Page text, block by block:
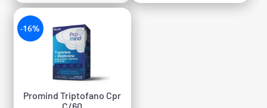
-16%
Promind Triptofano Cpr